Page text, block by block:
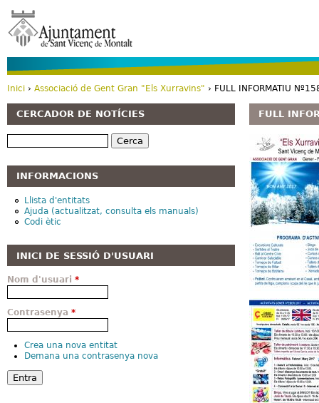
FULL
Esteu aquí
Inici › Associació de Gent Gran "Els Xurravins" › FULL INFORMATIU
CERCADOR DE NOTÍCIES
Cerca
INFORMACIONS
Llista d'entitats
Ajuda (actualitzat, consulta els manuals)
Codi ètic
INICI DE SESSIÓ D'USUARI
Nom d'usuari *
Contrasenya *
Crea una nova entitat
Demana una contrasenya nova